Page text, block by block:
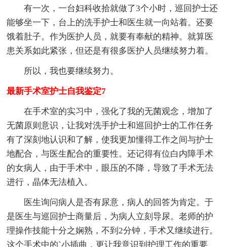
有一次，一台妇科收拾就做了3个小时，巡回护士还
能够坐一下，台上的洗手护士和医生就一向站着。还要
饿着肚子。作为医护人员，就要有奉献的精神。就算医
患关系如此紧张，但还是有很多医护人员继续努力着。
所以，我也要继续努力。
最新手术室护士自我鉴定7
在手术室的实习中，强化了我的无菌观念，增加了
无菌原则意识，让我对洗手护士和巡回护士的工作任务
有了深刻地认识和了解，使我更加懂得工作之间与护士
地配合，与医生配合的重要性。还记得有位白内障手术
的女病人，由于手术中，眼压的不降，导致了手术无法
进行，晶体无法植入。
医生询问病人是否有尿意，病人的回答为肯定。于
是医生与巡回护士商量后，为病人立刻导尿。老师的护
理操作技能十分之娴熟，不到2分钟，手术又继续进行。
这个手术中的`小插曲，更让我意识到护理工作的重要